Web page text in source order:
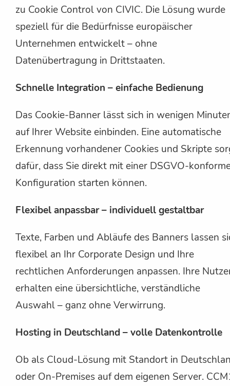
zu Cookie Control von CIVIC. Die Lösung wurde
speziell für die Bedürfnisse europäischer
Unternehmen entwickelt – ohne
Datenübertragung in Drittstaaten.
Schnelle Integration – einfache Bedienung
Das Cookie-Banner lässt sich in wenigen
auf Ihrer Website einbinden. Eine automatische
Erkennung vorhandener Cookies und Skripte
dafür, dass Sie direkt mit einer DSGVO-
Konfiguration starten können.
Flexibel anpassbar – individuell gestaltbar
Texte, Farben und Abläufe des Banners lassen
flexibel an Ihr Corporate Design und Ihre
rechtlichen Anforderungen anpassen. Ihre
erhalten eine übersichtliche, verständliche
Auswahl – ganz ohne Verwirrung.
Hosting in Deutschland – volle Datenkontrolle
Ob als Cloud-Lösung mit Standort in
oder On-Premises auf dem eigenen Server.